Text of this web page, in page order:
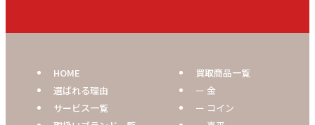
HOME
選ばれる理由
サービス一覧
買取商品一覧
ー 金
ー コイン